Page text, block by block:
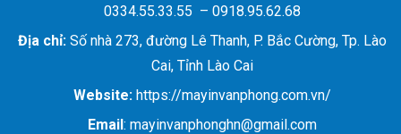
0334.55.33.55 – 0918.95.62.68
Địa chỉ: Số nhà 273, đường Lê Thanh, P. Bắc Cường, Tp. Lào
Cai, Tỉnh Lào Cai
Website: https://mayinvanphong.com.vn/
Email: mayinvanphonghn@gmail.com